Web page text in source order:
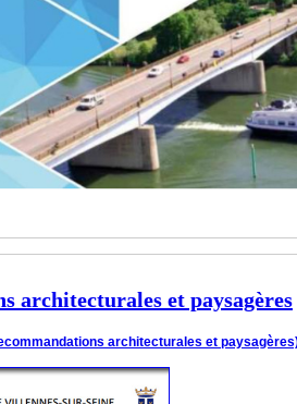
architecturales et paysagères
architecturales et